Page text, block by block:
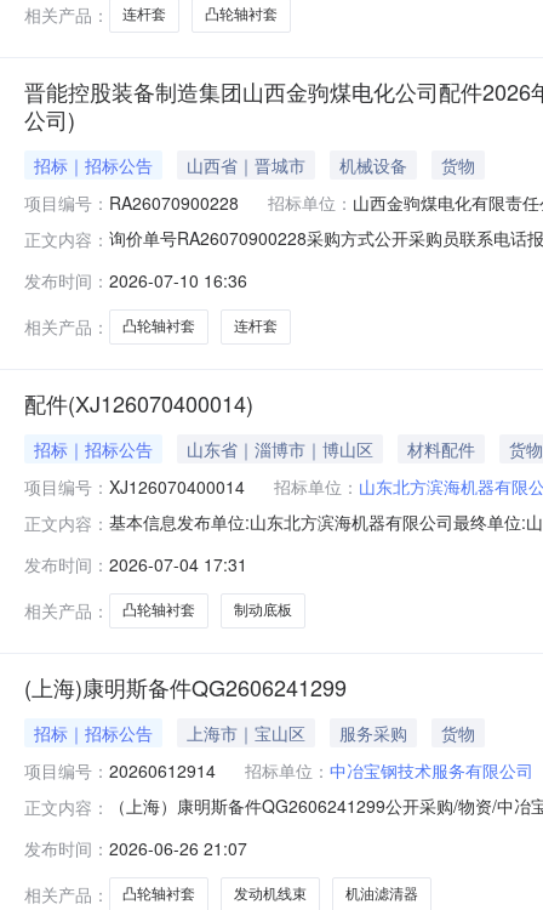
相关产品：
连杆套 凸轮轴衬套
晋能控股装备制造集团山西金驹煤电化公司配件
公司)
招标｜招标公告 山西省｜晋城市 机械设备
货物
项目编号： RA26070900228 招标单位： 山西金驹煤电化有限责
正文内容： 询价单号RA26070900228采购方式公开采购员联系电话
配于颜巴赫620瓦斯发电机组，零件号：395986颜巴赫
发布时间： 2026-07-10 16:36
相关产品：
凸轮轴衬套 连杆套
配件(XJ126070400014)
招标｜招标公告 山东省｜淄博市｜博山区 材料配件
货物
项目编号： XJ126070400014 招标单位： 山东北方滨海机器有限
正文内容： 基本信息发布单位:山东北方滨海机器有限公司最终单位:
黑色金属材料钢制品4000.0件4000.0件D13F102-A6；
发布时间： 2026-07-04 17:31
相关产品：
凸轮轴衬套 制动底板
(上海)康明斯备件QG2606241299
招标｜招标公告 上海市｜宝山区 服务采购
货物
项目编号： 20260612914 招标单位： 中冶宝钢技术服务有限公司
正文内容：
（上海）康明斯备件QG2606241299公开采购/物资/中
备件QG2606241299采购联系人:曹思妤采购联系人电话
发布时间： 2026-06-26 21:07
相关产品：
凸轮轴衬套 发动机线束 机油滤清器